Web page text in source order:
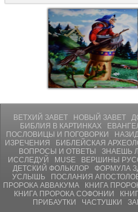
ВЕТХИЙ ЗАВЕТ НОВЫЙ ЗАВЕТ
БИБЛИЯ В КАРТИНКАХ
ПОСЛОВИЦЫ И ПОГОВОРКИ
ИЗРЕЧЕНИЯ
БИБЛЕЙСКАЯ
ВОПРОСЫ И ОТВЕТЫ
ЗНАЕШЬ
ИССЛЕДУЙ
MUSE ВЕРШИНЫ
ДЕТСКИЙ ФОЛЬКЛОР
ФОРМУЛА
УСЛЫШЬ
ПОСЛАНИЯ
ПРОРОКА АВВАКУМА
КНИГА
КНИГА ПРОРОКА СОФОНИИ
ПРИБАУТКИ
ЧАСТУШКИ